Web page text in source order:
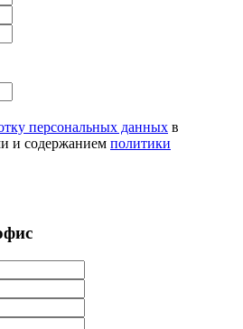
персональных данных в
и содержанием политики